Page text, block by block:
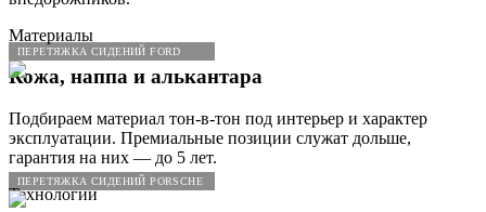
ПЕРЕТЯЖКА СИДЕНИЙ FORD
ПЕРЕТЯЖКА СИДЕНИЙ PORSCHE
Материалы
Кожа, наппа и алькантара
Подбираем материал тон-в-тон под интерьер и характер
эксплуатации. Премиальные позиции служат дольше,
гарантия на них — до 5 лет.
Технологии